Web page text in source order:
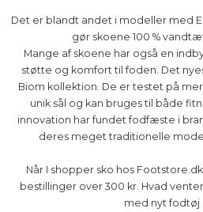
Det er blandt andet i modeller med
gør skoene 100 %
Mange af skoene har også en
støtte og komfort til foden. Det
Biom kollektion. De er testet på
unik sål og kan bruges til både
innovation har fundet fodfæste i
deres meget traditionelle
Når I shopper sko hos
bestillinger over 300 kr. Hvad
med nyt fodtøj